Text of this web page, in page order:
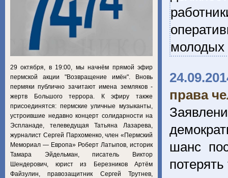
молодых
права
шанс
29 октября, в 19:00, мы начнём прямой эфир
пермской акции "Возвращение имён". Вновь
пермяки публично зачитают имена земляков -
жертв Большого террора. К эфиру также
присоединятся: пермские уличные музыканты,
устроившие недавно концерт солидарности на
Эспланаде, телеведущая Татьяна Лазарева,
журналист Сергей Пархоменко, член «Пермский
Мемориал — Европа» Роберт Латыпов, историк
Тамара Эйдельман, писатель Виктор
Шендерович, юрист из Березников Артём
Файзулин, правозащитник Сергей Трутнев,